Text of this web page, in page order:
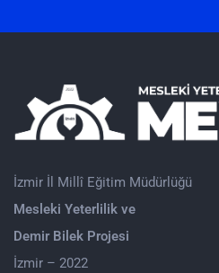
İzmir İl Millî Eğitim Müdürlüğü
Mesleki Yeterlilik ve
Demir Bilek Projesi
İzmir – 2022